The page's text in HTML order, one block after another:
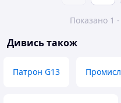
Показано 1
Дивись також
Патрон G13